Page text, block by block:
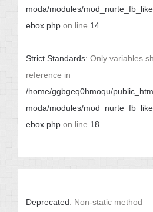
moda/modules/
ebox.php on line 14
Strict Standards: Only variables
reference in
/home/ggbgeq0hmoqu/
moda/modules/
ebox.php on line 18
Deprecated: Non-static method